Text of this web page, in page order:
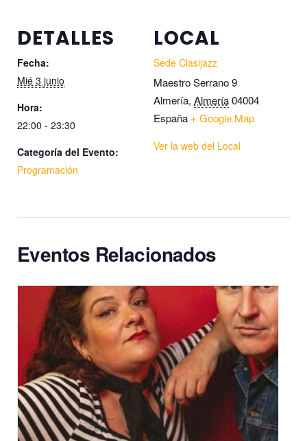
DETALLES
Fecha:
Mié 3 junio
Hora:
22:00 - 23:30
Categoría del Evento:
Programación
LOCAL
Sede Clasijazz
Maestro Serrano 9
Almería, Almería04004
España + Google Map
Ver la web del Local
Eventos Relacionados